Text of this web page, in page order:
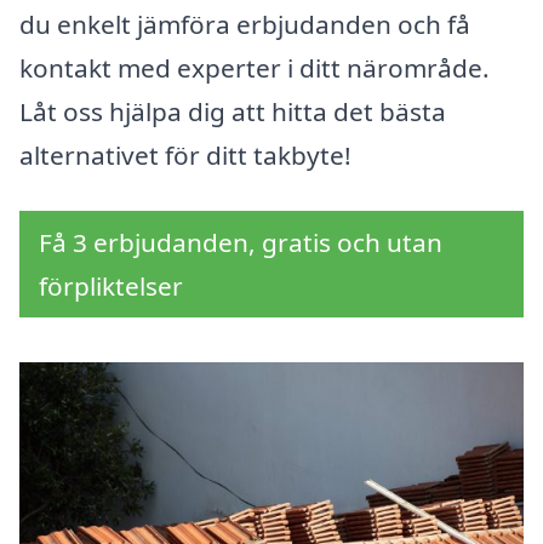
du enkelt jämföra erbjudanden och få
kontakt med experter i ditt närområde.
Låt oss hjälpa dig att hitta det bästa
alternativet för ditt takbyte!
Få 3 erbjudanden, gratis och utan
förpliktelser